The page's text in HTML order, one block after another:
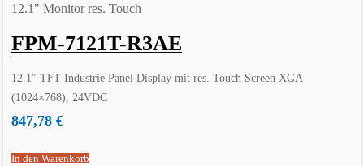
12.1" Monitor res. Touch
FPM-7121T-R3AE
12.1″ TFT Industrie Panel Display mit res. Touch Screen XGA
(1024×768), 24VDC
847,78 €
In den Warenkorb